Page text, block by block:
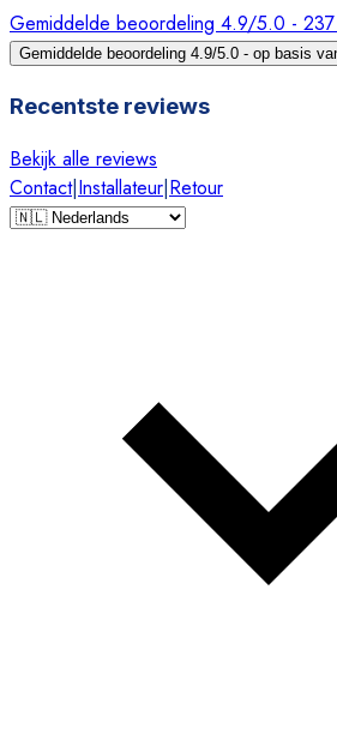
Gemiddelde beoordeling 4.9/5.0 - 237
Gemiddelde beoordeling 4.9/5.0 - op basis
Recentste reviews
Bekijk alle reviews
Contact|Installateur|Retour